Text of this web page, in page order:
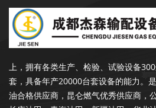
公司位于成都市金堂县成都-阿坝工
发展区广东路B2段，占地51亩，建有科
楼、培训中心、生产厂房、住宿大楼、
读书室。各类专业技术人才占总人数的
上，拥有各类生产、检验、试验设备
套，具备年产20000台套设备的能力。
油合格供应商，昆仑燃气优秀供应商，